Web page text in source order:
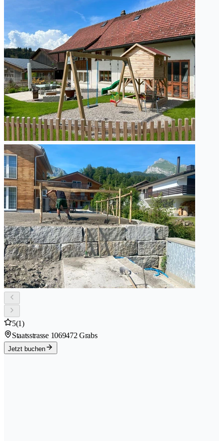
5(1)
Staatsstrasse 1069472 Grabs
Jetzt buchen